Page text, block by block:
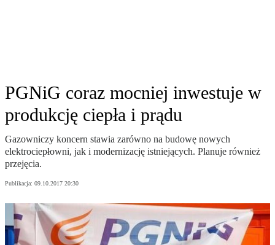
PGNiG coraz mocniej inwestuje w
produkcję ciepła i prądu
Gazowniczy koncern stawia zarówno na budowę nowych
elektrociepłowni, jak i modernizację istniejących. Planuje również
przejęcia.
Publikacja: 09.10.2017 20:30